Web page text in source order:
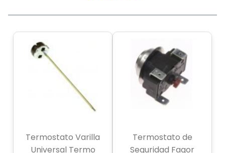
Termostato Varilla
Universal Termo
Termostato de
Seguridad Fagor